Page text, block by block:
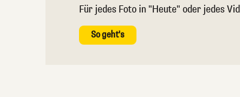
Für jedes Foto in "Heute" oder jedes
So geht's